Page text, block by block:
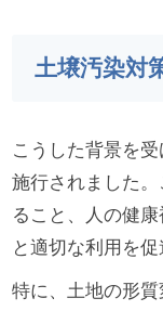
土壌汚染対
こうした背景を
施行されました
ること、人の健
と適切な利用を
特に、土地の形